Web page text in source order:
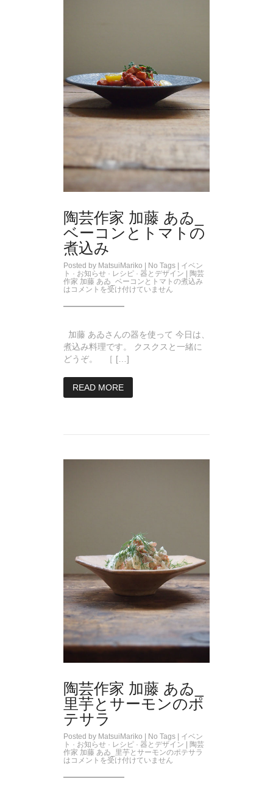
陶芸作家 加藤 あゐ_
ベーコンとトマトの
煮込み
Posted by MatsuiMariko | No Tags | イベン
ト · お知らせ · レシピ · 器とデザイン
陶芸
作家 加藤 あゐ_ベーコンとトマトの煮込み
は コメントを受け付けていません
加藤 あゐさんの器を使って 今日は、
煮込み料理です。 クスクスと一緒に
どうぞ。 ［ […]
READ MORE
陶芸作家 加藤 あゐ_
里芋とサーモンのポ
テサラ
Posted by MatsuiMariko | No Tags | イベン
ト · お知らせ · レシピ · 器とデザイン
陶芸
作家 加藤 あゐ_里芋とサーモンのポテサラ
は コメントを受け付けていません